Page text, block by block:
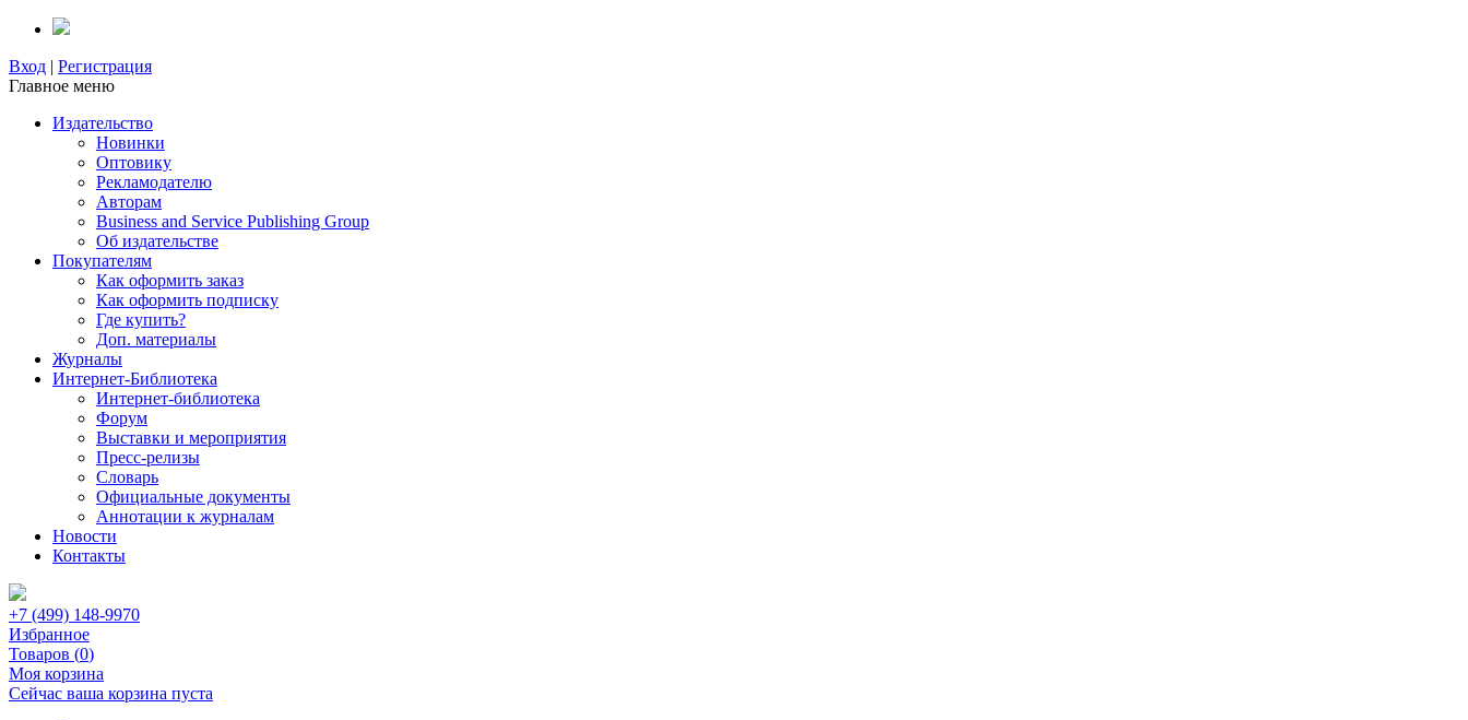
Вход | Регистрация
Главное меню
Издательство
Новинки
Оптовику
Рекламодателю
Авторам
Business and Service Publishing Group
Об издательстве
Покупателям
Как оформить заказ
Как оформить подписку
Где купить?
Доп. материалы
Журналы
Интернет-Библиотека
Интернет-библиотека
Форум
Выставки и мероприятия
Пресс-релизы
Словарь
Официальные документы
Аннотации к журналам
Новости
Контакты
+7 (499) 148-9970
Избранное
Товаров (0)
Моя корзина
Сейчас ваша корзина пуста